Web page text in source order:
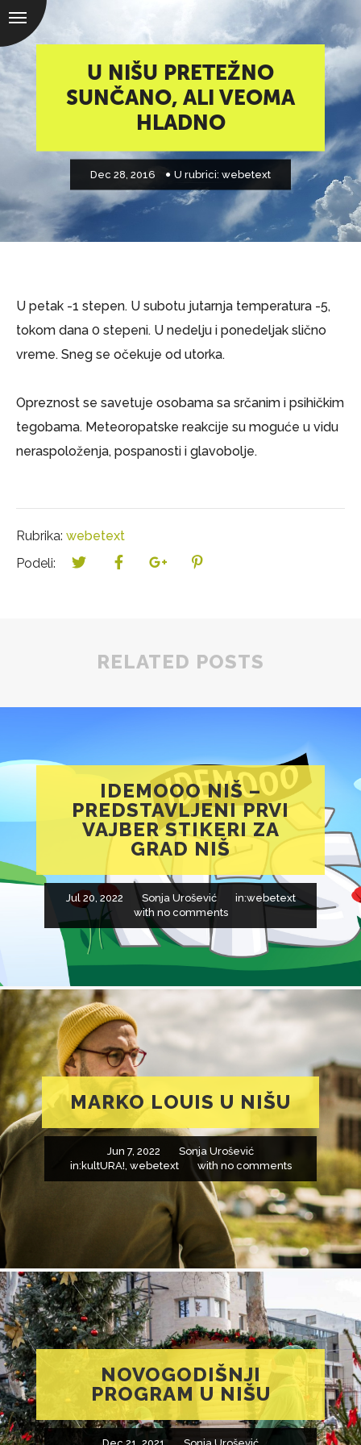
U NIŠU PRETEŽNO
SUNČANO, ALI VEOMA
HLADNO
Dec 28, 2016 U rubrici: webetext
U petak -1 stepen. U subotu jutarnja temperatura -5,
tokom dana 0 stepeni. U nedelju i ponedeljak slično
vreme. Sneg se očekuje od utorka.
Opreznost se savetuje osobama sa srčanim i psihičkim
tegobama. Meteoropatske reakcije su moguće u vidu
neraspoloženja, pospanosti i glavobolje.
Rubrika: webetext
Podeli:
RELATED POSTS
IDEMOOO NIŠ –
PREDSTAVLJENI PRVI
VAJBER STIKERI ZA
GRAD NIŠ
Jul 20, 2022 Sonja Urošević in:webetext
with no comments
MARKO LOUIS U NIŠU
Jun 7, 2022
Sonja Urošević
in: kultURA!, webetext with no comments
NOVOGODIŠNJI
PROGRAM U NIŠU